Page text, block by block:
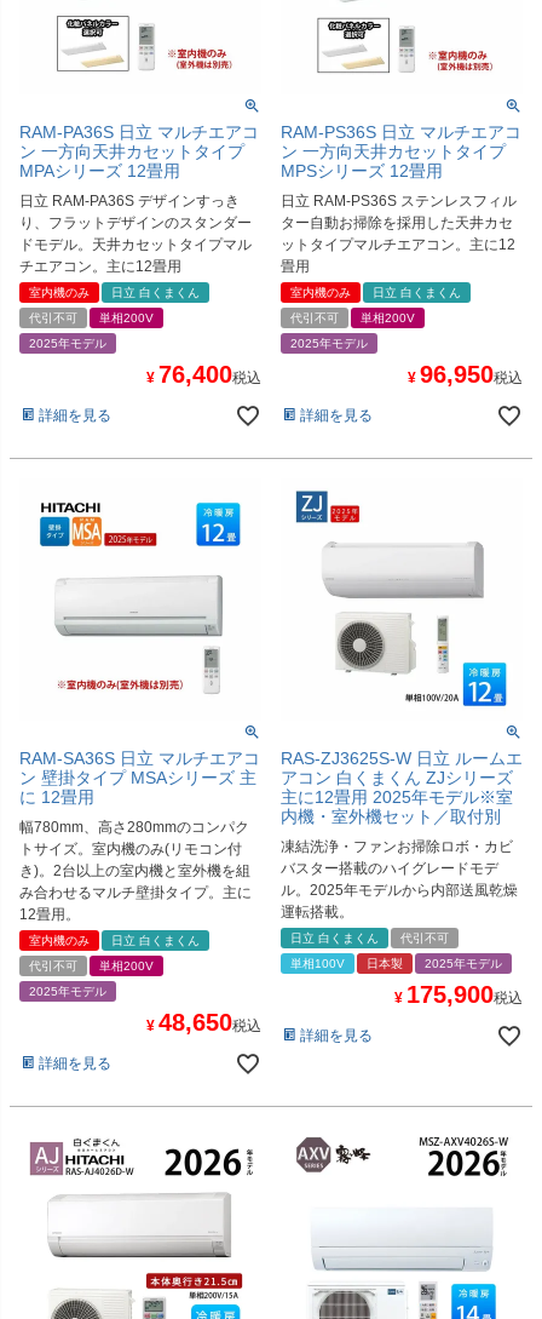
RAM-PA36S 日立 マルチエアコ
ン 一方向天井カセットタイプ
MPAシリーズ 12畳用
日立 RAM-PA36S デザインすっき
り、フラットデザインのスタンダー
ドモデル。天井カセットタイプマル
チエアコン。主に12畳用
室内機のみ
日立 白くまくん
代引不可
単相200V
2025年モデル
¥ 76,400税込
詳細を見る
RAM-PS36S 日立 マルチエアコ
ン 一方向天井カセットタイプ
MPSシリーズ 12畳用
日立 RAM-PS36S ステンレスフィル
ター自動お掃除を採用した天井カセ
ットタイプマルチエアコン。主に12
畳用
室内機のみ
日立 白くまくん
代引不可
単相200V
2025年モデル
¥ 96,950税込
詳細を見る
RAM-SA36S 日立 マルチエアコ
ン 壁掛タイプ MSAシリーズ 主
に 12畳用
幅780mm、高さ280mmのコンパク
トサイズ。室内機のみ(リモコン付
き)。2台以上の室内機と室外機を組
み合わせるマルチ壁掛タイプ。主に
12畳用。
室内機のみ
日立 白くまくん
代引不可
単相200V
2025年モデル
¥ 48,650税込
詳細を見る
RAS-ZJ3625S-W 日立 ルームエ
アコン 白くまくん ZJシリーズ
主に12畳用 2025年モデル※室
内機・室外機セット／取付別
凍結洗浄・ファンお掃除ロボ・カビ
バスター搭載のハイグレードモデ
ル。2025年モデルから内部送風乾燥
運転搭載。
日立 白くまくん
代引不可
単相100V
日本製 2025年モデル
¥ 175,900税込
詳細を見る